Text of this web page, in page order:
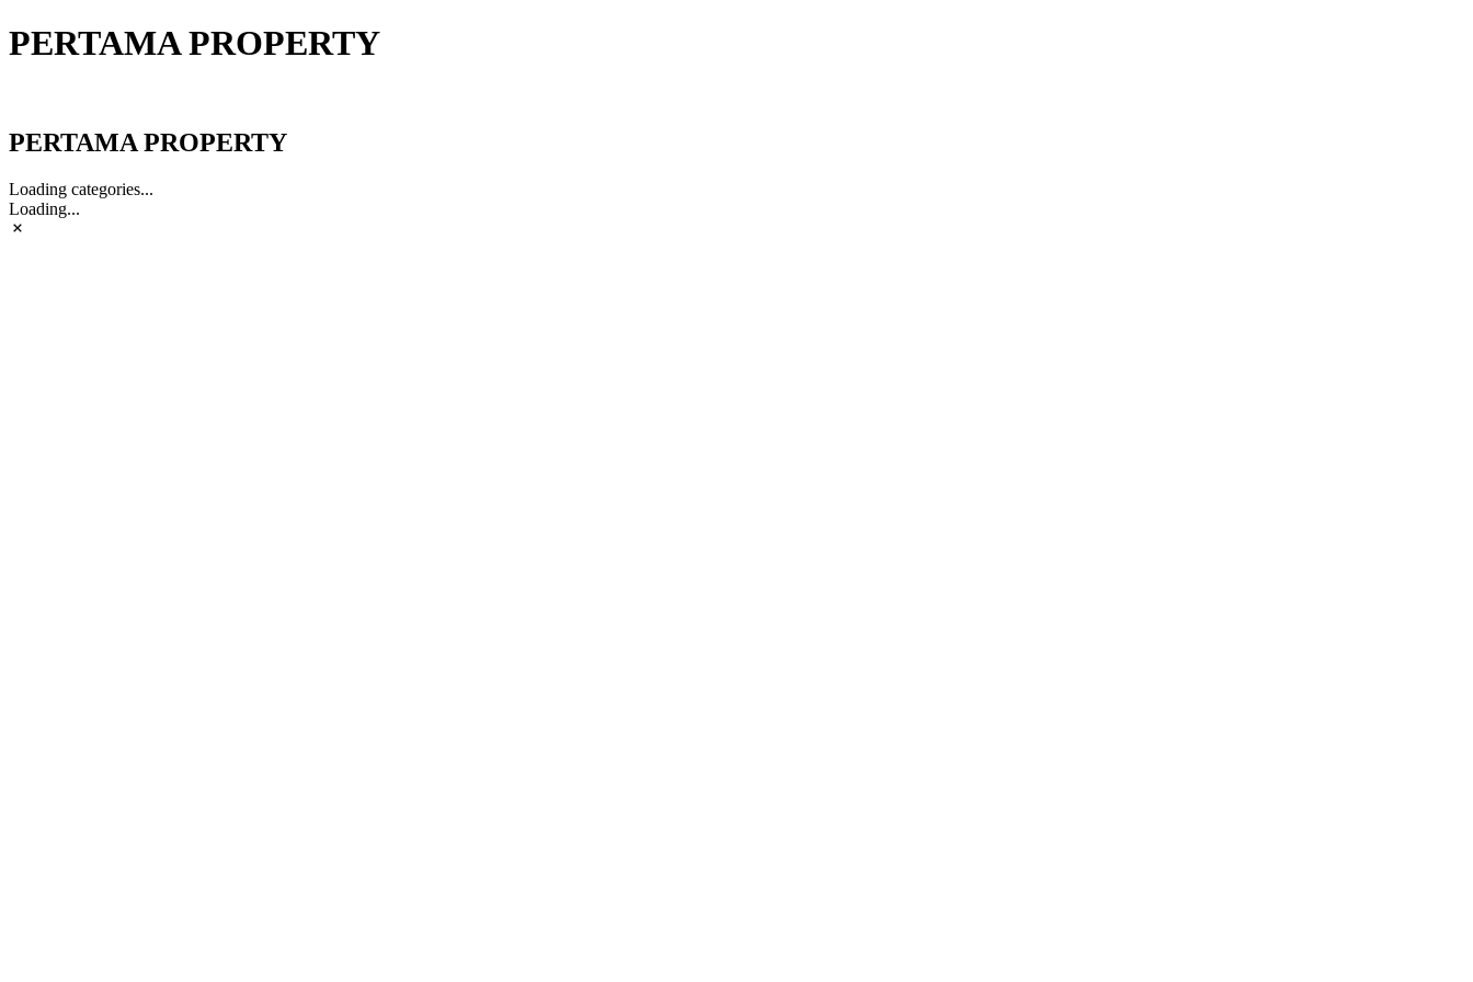
PERTAMA PROPERTY
PERTAMA PROPERTY
Loading categories...
Loading...